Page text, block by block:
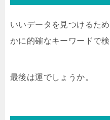
いいデータを見つけるた
かに的確なキーワードで
最後は運でしょうか。